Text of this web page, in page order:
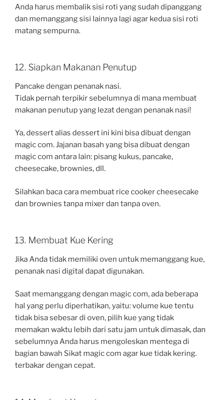
Anda harus membalik sisi roti yang sudah dipanggang
dan memanggang sisi lainnya lagi agar kedua sisi roti
matang sempurna.
12. Siapkan Makanan Penutup
Pancake dengan penanak nasi.
Tidak pernah terpikir sebelumnya di mana membuat
makanan penutup yang lezat dengan penanak nasi!
Ya, dessert alias dessert ini kini bisa dibuat dengan
magic com. Jajanan basah yang bisa dibuat dengan
magic com antara lain: pisang kukus, pancake,
cheesecake, brownies, dll.
Silahkan baca cara membuat rice cooker cheesecake
dan brownies tanpa mixer dan tanpa oven.
13. Membuat Kue Kering
Jika Anda tidak memiliki oven untuk memanggang kue,
penanak nasi digital dapat digunakan.
Saat memanggang dengan magic com, ada beberapa
hal yang perlu diperhatikan, yaitu: volume kue tentu
tidak bisa sebesar di oven, pilih kue yang tidak
memakan waktu lebih dari satu jam untuk dimasak, dan
sebelumnya Anda harus mengoleskan mentega di
bagian bawah Sikat magic com agar kue tidak kering.
terbakar dengan cepat.